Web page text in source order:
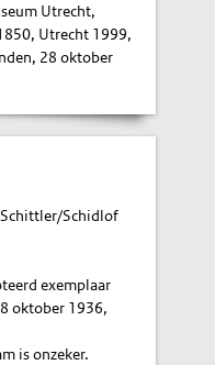
Utrecht,
Utrecht 1999,
28 oktober
Schidlof
exemplaar
oktober 1936,
is onzeker.